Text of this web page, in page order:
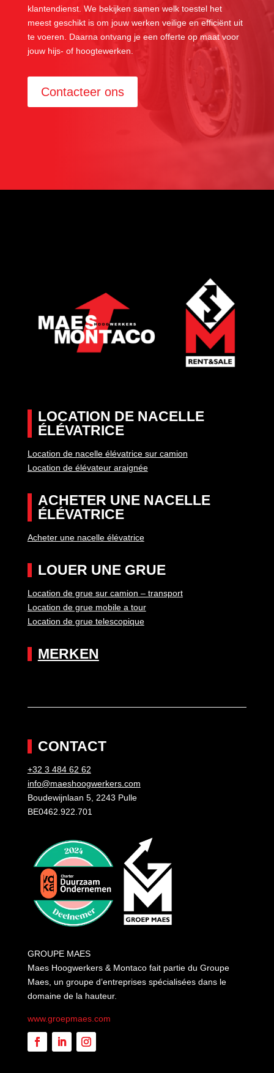
klantendienst. We bekijken samen welk toestel het
meest geschikt is om jouw werken veilige en efficiënt uit
te voeren. Daarna ontvang je een offerte op maat voor
jouw hijs- of hoogtewerken.
Contacteer ons
LOCATION DE NACELLE
ÉLÉVATRICE
Location de nacelle élévatrice sur camion
Location de élévateur araignée
ACHETER UNE NACELLE
ÉLÉVATRICE
Acheter une nacelle élévatrice
LOUER UNE GRUE
Location de grue sur camion – transport
Location de grue mobile a tour
Location de grue telescopique
MERKEN
CONTACT
+32 3 484 62 62
info@maeshoogwerkers.com
Boudewijnlaan 5, 2243 Pulle
BE0462.922.701
GROUPE MAES
Maes Hoogwerkers & Montaco fait partie du Groupe
Maes, un groupe d’entreprises spécialisées dans le
domaine de la hauteur.
www.groepmaes.com